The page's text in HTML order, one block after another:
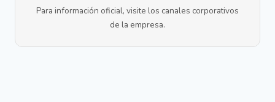
Para información oficial, visite los canales corporativos
de la empresa.